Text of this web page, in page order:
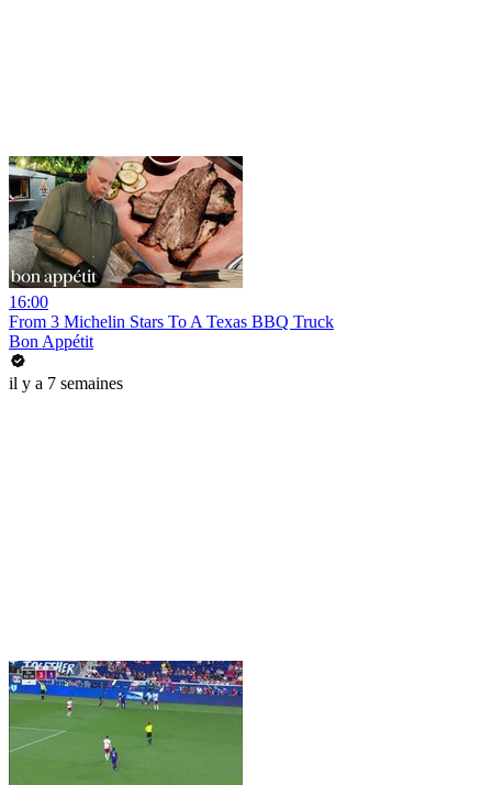
16:00
From 3 Michelin Stars To A Texas BBQ Truck
Bon Appétit
il y a 7 semaines